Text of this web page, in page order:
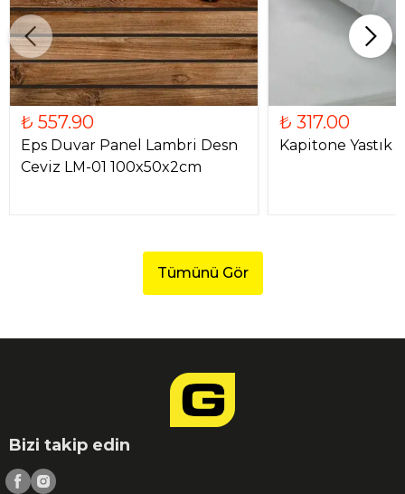
₺ 557.90
Eps Duvar Panel Lambri Desn
Ceviz LM-01 100x50x2cm
₺ 317.00
Kapitone Yastık
Tümünü Gör
Bizi takip edin